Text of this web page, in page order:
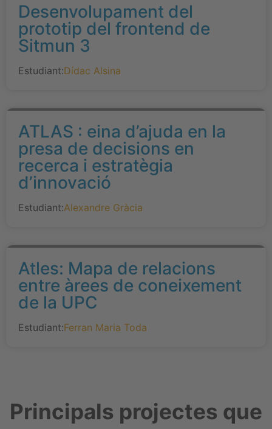
Desenvolupament del
prototip del frontend de
Sitmun 3
Estudiant:Dídac Alsina
ATLAS : eina d’ajuda en la
presa de decisions en
recerca i estratègia
d’innovació
Estudiant:Alexandre Gràcia
Atles: Mapa de relacions
entre àrees de coneixement
de la UPC
Estudiant:Ferran Maria Toda
Principals projectes que